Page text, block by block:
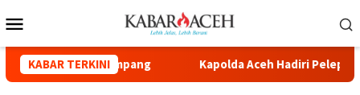
KABAR TERKINI
Kuala Simpang Kapolda Aceh Hadiri Pelepasan